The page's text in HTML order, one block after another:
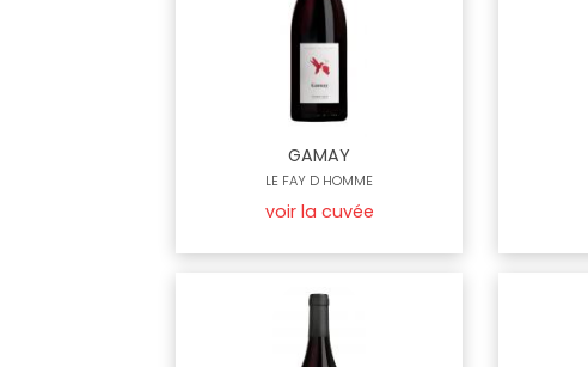
GAMAY
LE FAY D HOMME
voir la cuvée